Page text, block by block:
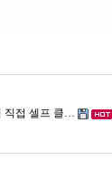
직접 셀프 클…